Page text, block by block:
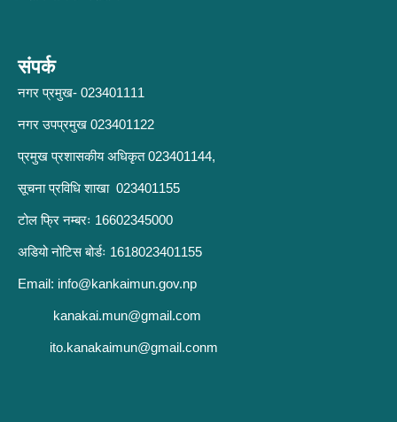
संपर्क
नगर प्रमुख- 023401111
नगर उपप्रमुख 023401122
प्रमुख प्रशासकीय अधिकृत 023401144,
सूचना प्रविधि शाखा 023401155
टोल फ्रि नम्बरः 16602345000
अडियो नोटिस बोर्डः 1618023401155
Email: info@kankaimun.gov.np
kanakai.mun@gmail.com
ito.kanakaimun@gmail.conm